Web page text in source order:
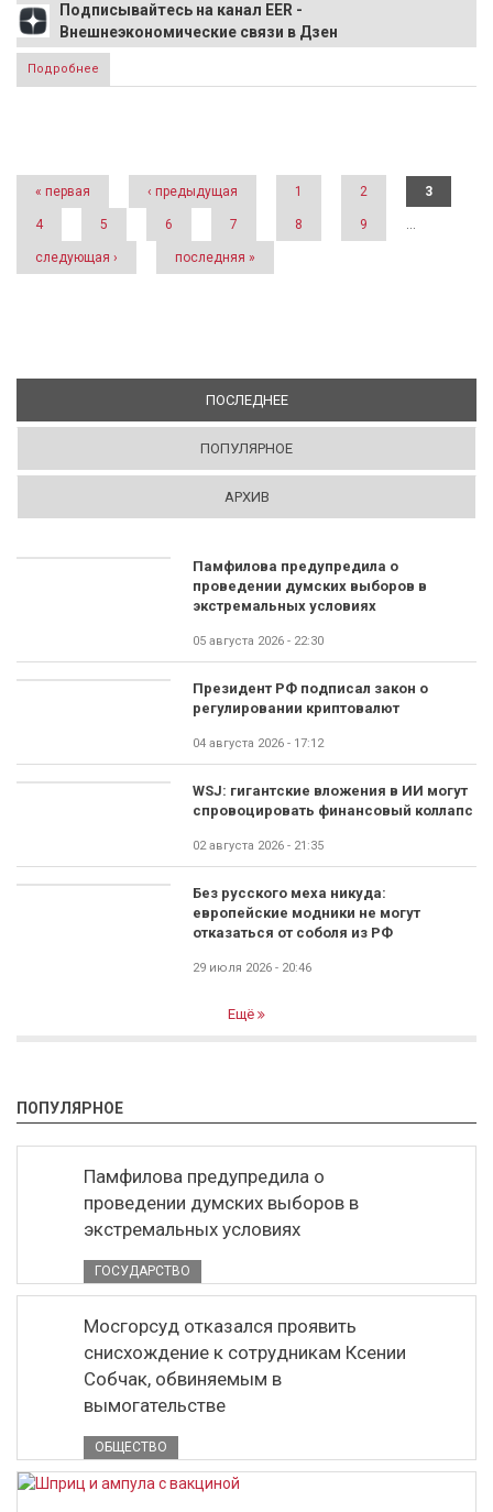
Подписывайтесь на канал EER -
Внешнеэкономические связи в Дзен
Подробнее
нацбезопасности
Страницы
« первая ‹ предыдущая 1 2 3
4 5 6 7 8 9 …
следующая › последняя »
ПОСЛЕДНЕЕ(АКТИВНАЯ ВКЛАДКА)
ПОПУЛЯРНОЕ
АРХИВ
Памфилова предупредила о
проведении думских выборов в
экстремальных условиях
05 августа 2026 - 22:30
Президент РФ подписал закон о
регулировании криптовалют
04 августа 2026 - 17:12
WSJ: гигантские вложения в ИИ могут
спровоцировать финансовый коллапс
02 августа 2026 - 21:35
Без русского меха никуда:
европейские модники не могут
отказаться от соболя из РФ
29 июля 2026 - 20:46
Ещё
ПОПУЛЯРНОЕ
Памфилова предупредила о
проведении думских выборов в
экстремальных условиях
ГОСУДАРСТВО
Мосгорсуд отказался проявить
снисхождение к сотрудникам Ксении
Собчак, обвиняемым в
вымогательстве
ОБЩЕСТВО